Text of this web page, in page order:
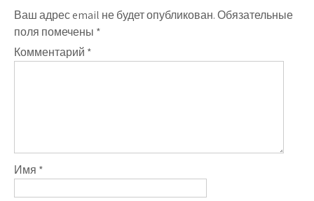
Ваш адрес email не будет опубликован.Обязательные
поля помечены *
Комментарий *
Имя *